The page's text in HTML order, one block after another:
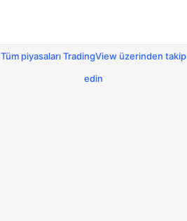
Tüm piyasaları TradingView üzerinden takip
edin